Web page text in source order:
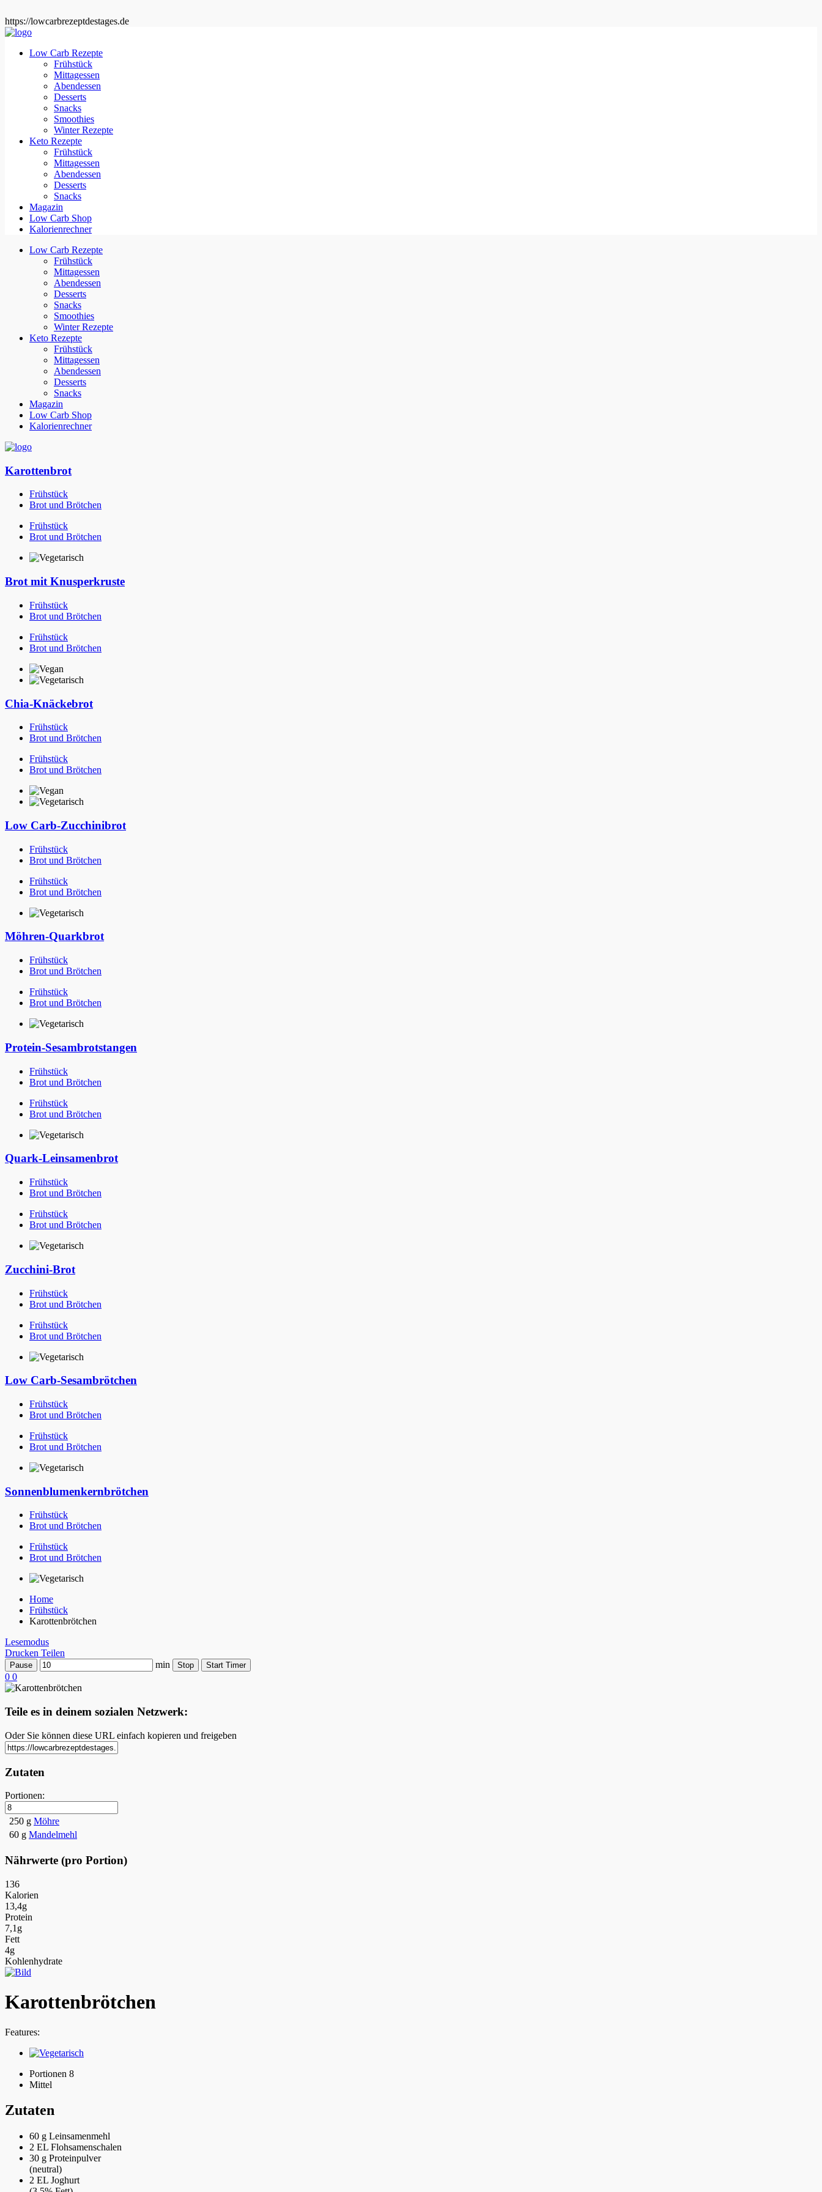
https://lowcarbrezeptdestages.de
Low Carb Rezepte
Frühstück
Mittagessen
Abendessen
Desserts
Snacks
Smoothies
Winter Rezepte
Keto Rezepte
Frühstück
Mittagessen
Abendessen
Desserts
Snacks
Magazin
Low Carb Shop
Kalorienrechner
Low Carb Rezepte
Frühstück
Mittagessen
Abendessen
Desserts
Snacks
Smoothies
Winter Rezepte
Keto Rezepte
Frühstück
Mittagessen
Abendessen
Desserts
Snacks
Magazin
Low Carb Shop
Kalorienrechner
Karottenbrot
Frühstück
Brot und Brötchen
Frühstück
Brot und Brötchen
Brot mit Knusperkruste
Frühstück
Brot und Brötchen
Frühstück
Brot und Brötchen
Chia-Knäckebrot
Frühstück
Brot und Brötchen
Frühstück
Brot und Brötchen
Low Carb-Zucchinibrot
Frühstück
Brot und Brötchen
Frühstück
Brot und Brötchen
Möhren-Quarkbrot
Frühstück
Brot und Brötchen
Frühstück
Brot und Brötchen
Protein-Sesambrotstangen
Frühstück
Brot und Brötchen
Frühstück
Brot und Brötchen
Quark-Leinsamenbrot
Frühstück
Brot und Brötchen
Frühstück
Brot und Brötchen
Zucchini-Brot
Frühstück
Brot und Brötchen
Frühstück
Brot und Brötchen
Low Carb-Sesambrötchen
Frühstück
Brot und Brötchen
Frühstück
Brot und Brötchen
Sonnenblumenkernbrötchen
Frühstück
Brot und Brötchen
Frühstück
Brot und Brötchen
Home
Frühstück
Karottenbrötchen
Lesemodus
Drucken Teilen
Pause min Stop Start Timer
0 0
Teile es in deinem sozialen Netzwerk:
Oder Sie können diese URL einfach kopieren und freigeben
Zutaten
Portionen:
250 g Möhre
60 g Mandelmehl
Nährwerte (pro Portion)
136
Kalorien
13,4g
Protein
7,1g
Fett
4g
Kohlenhydrate
Karottenbrötchen
Features:
Portionen 8
Mittel
Zutaten
60 g Leinsamenmehl
2 EL Flohsamenschalen
30 g Proteinpulver
(neutral)
2 EL Joghurt